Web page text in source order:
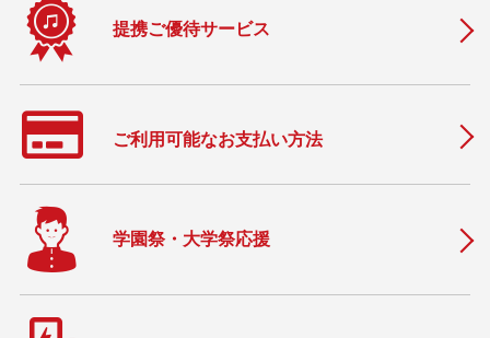
提携ご優待サービス
ご利用可能なお支払い方法
学園祭・大学祭応援